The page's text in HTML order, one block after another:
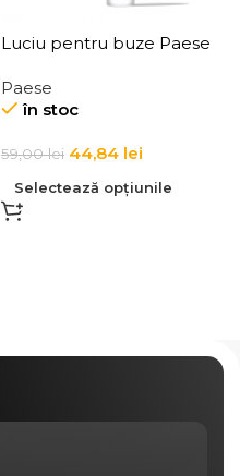
Luciu pentru buze Paese
ml
Paese
în stoc
59,00lei 44,84 lei
Selectează opțiunile